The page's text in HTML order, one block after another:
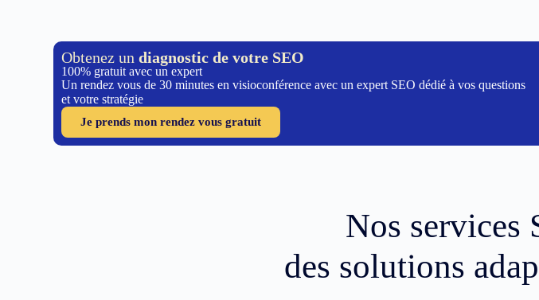
Obtenez undiagnostic de votre SEO
100% gratuit avec un expert
Un rendez vous de 30 minutes en visioconférence avec un expert SEO dédié à vos questions
et votre stratégie
Je prends mon rendez vous gratuit
Nos services
des solutions